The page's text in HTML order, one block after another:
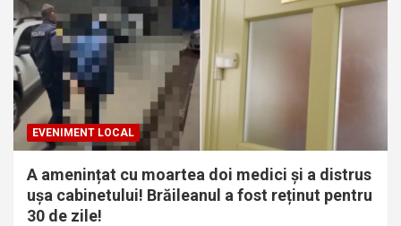
EVENIMENT LOCAL
A amenințat cu moartea doi medici și a distrus
ușa cabinetului! Brăileanul a fost reținut pentru
30 de zile!